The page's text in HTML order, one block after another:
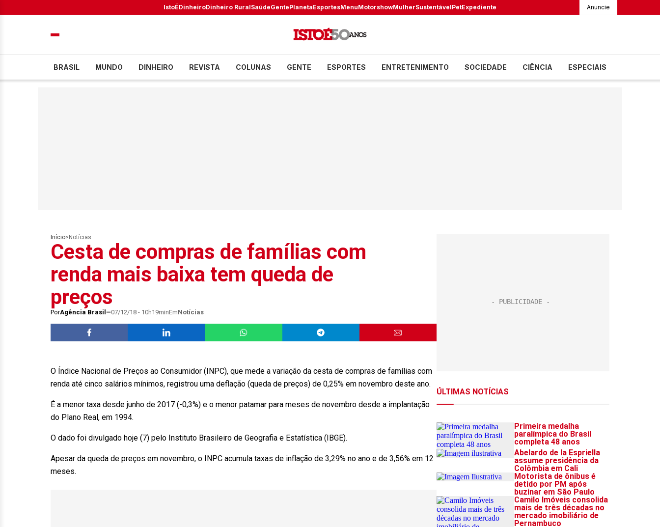
IstoÉDinheiroDinheiro RuralSaúdeGentePlanetaEsportesMenuMotorshowMulherSustentávelPetExpediente Anuncie
BRASIL MUNDO DINHEIRO REVISTA COLUNAS GENTE ESPORTES ENTRETENIMENTO SOCIEDADE CIÊNCIA ESPECIAIS
Início> Notícias
Cesta de compras de famílias com
renda mais baixa tem queda de
preços
PorAgência Brasil 07/12/18 - 10h19minEmNotícias
O Índice Nacional de Preços ao Consumidor (INPC), que mede a variação da cesta de compras de famílias com
renda até cinco salários mínimos, registrou uma deflação (queda de preços) de 0,25% em novembro deste ano.
É a menor taxa desde junho de 2017 (-0,3%) e o menor patamar para meses de novembro desde a implantação
do Plano Real, em 1994.
O dado foi divulgado hoje (7) pelo Instituto Brasileiro de Geografia e Estatística (IBGE).
Apesar da queda de preços em novembro, o INPC acumula taxas de inflação de 3,29% no ano e de 3,56% em 12
meses.